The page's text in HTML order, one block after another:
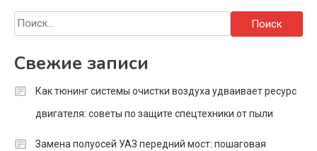
Найти:
Свежие записи
Как тюнинг системы очистки воздуха удваивает ресурс
двигателя: советы по защите спецтехники от пыли
Замена полуосей УАЗ передний мост: пошаговая